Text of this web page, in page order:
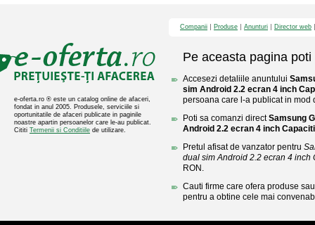
e-oferta.ro ® este un catalog online de afaceri,
fondat in anul 2005. Produsele, serviciile si
oportunitatile de afaceri publicate in paginile
noastre apartin persoanelor care le-au publicat.
Cititi Termenii si Conditiile de utilizare.
Companii Produse Anunturi Director web
Pe aceasta pagina poti
Accesezi detaliile anuntului
sim Android 2.2 ecran 4 inch
persoana care l-a publicat in mod
Poti sa comanzi directSamsung
Android 2.2 ecran 4 inch
Pretul afisat de vanzator pentru
dual sim Android 2.2 ecran 4 inch
RON.
Cauti firme care ofera produse
pentru a obtine cele mai